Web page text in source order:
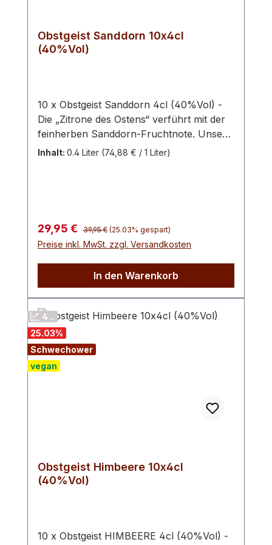
Obstgeist Sanddorn 10x4cl
(40%Vol)
10 x Obstgeist Sanddorn 4cl (40%Vol) -
Die „Zitrone des Ostens“ verführt mit der
feinherben Sanddorn-Fruchtnote. Unser
Sanddorn-Geist ist mehrfach DLG-
auf der größten Sanddorn-Plantage
Europas - ein kleiner, familiäre Betrieb,
der die geschmackreiche Frucht sogar bis
nach Japan exportiert. Sanddorn wurde
und besiedelt gern lichte Kiefernwälder,
trockene Flussauen und Schotterfluren.
Ein Muss für jeden Spirituosenkenner.
Inhalt: 0.4 Liter (74,88 € / 1 Liter)
Verkaufspreis:
29,95 € Regulärer Preis:
39,95 € (25.03% gespart)
Preise inkl. MwSt. zzgl. Versandkosten
In den Warenkorb
4 ..
25.03%
Schwechower
vegan
Obstgeist Himbeere 10x4cl
(40%Vol)
10 x Obstgeist HIMBEERE 4cl (40%Vol) -